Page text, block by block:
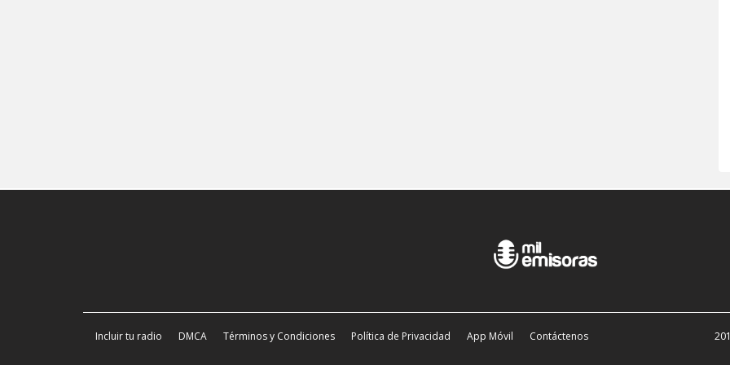
Incluir tu radio DMCA Términos y Condiciones Política de Privacidad App Móvil Contáctenos